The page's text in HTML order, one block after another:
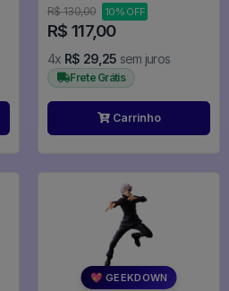
R$ 130,00
10% OFF
R$ 117,00
4x R$ 29,25 sem juros
Frete Grátis
Carrinho
💖 GEEKDOWN